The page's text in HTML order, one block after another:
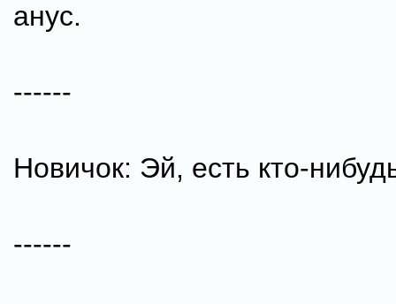
анус.
------
Новичок: Эй, есть кто-
------